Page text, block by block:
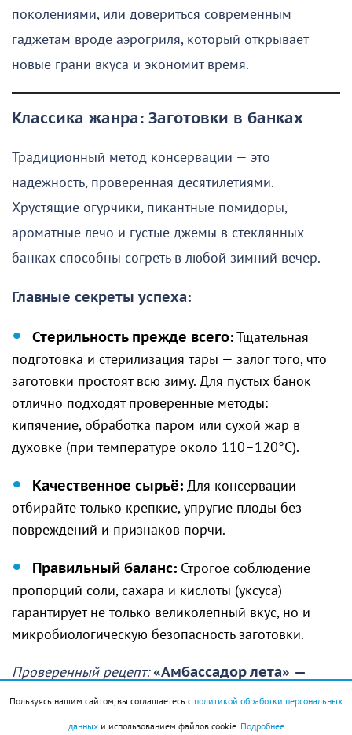
поколениями, или довериться современным
гаджетам вроде аэрогриля, который открывает
новые грани вкуса и экономит время.
Классика жанра: Заготовки в банках
Традиционный метод консервации — это
надёжность, проверенная десятилетиями.
Хрустящие огурчики, пикантные помидоры,
ароматные лечо и густые джемы в стеклянных
банках способны согреть в любой зимний вечер.
Главные секреты успеха:
Стерильность прежде всего:Тщательная
подготовка и стерилизация тары — залог того, что
заготовки простоят всю зиму. Для пустых банок
отлично подходят проверенные методы:
кипячение, обработка паром или сухой жар в
духовке (при температуре около 110–120°C).
Качественное сырьё: Для консервации
отбирайте только крепкие, упругие плоды без
повреждений и признаков порчи.
Правильный баланс: Строгое соблюдение
пропорций соли, сахара и кислоты (уксуса)
гарантирует не только великолепный вкус, но и
микробиологическую безопасность заготовки.
Проверенный рецепт:«Амбассадор лета» —
маринованные огурчики с листьями
смородины и хрена.
Пользуясь нашим сайтом, вы соглашаетесь с политикой обработки персональных
данныхи использованием файлов cookie. Подробнее